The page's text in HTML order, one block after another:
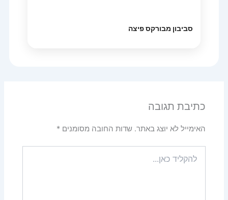
סביבון מבורקס פיצה
כתיבת תגובה
האימייל לא יוצג באתר. שדות החובה מסומנים*
כאן...